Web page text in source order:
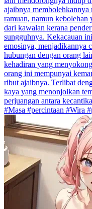
ajaibnya
ramuan, namun kebolehan
dari kawalan kerana
sungguhnya. Kekacauan
emosinya, menjadikannya
hubungan dengan orang
kehadiran yang
orang ini mempunyai
ribut ajaibnya. Terlibat
kaya yang menonjolkan
perjuangan antara
#Masa #percintaan #Wira